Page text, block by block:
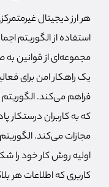
هر ارز دیجیتال
استفاده از الگوریتم
مجموعه‌ای از قوانین
یک راهکار امن برای
فراهم می‌کند.
که به کاربران درستکار
مجازات می‌کند.
اولیه روش کار خود را
کاربری که اطلاعات هر